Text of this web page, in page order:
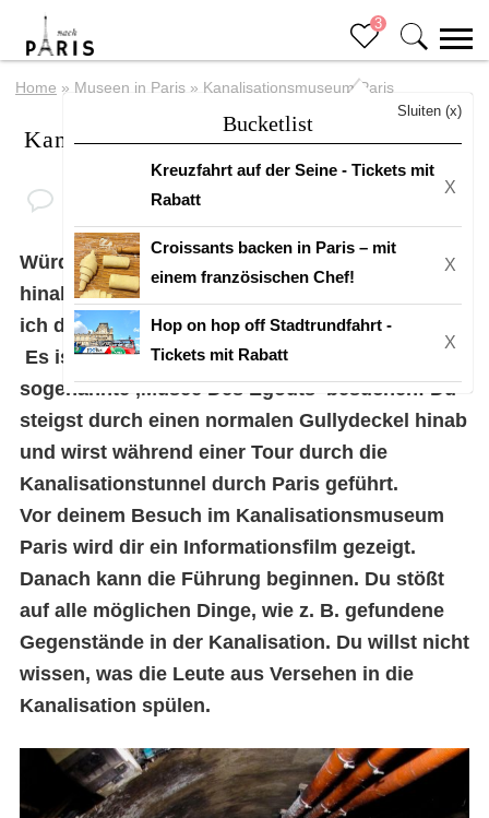
3
Bucketlist
Sluiten (x)
Kreuzfahrt auf der Seine - Tickets mit
Rabatt
X
Croissants backen in Paris – mit
einem französischen Chef!
X
Hop on hop off Stadtrundfahrt -
Tickets mit Rabatt
X
Home » Museen in Paris » Kanalisationsmuseum Paris
Kanalisationsmuseum Paris
Würdest du in die unterirdische Welt
hinabsteigen, um die Tunnel zu besuchen, wenn
ich dir sagen würde, dass du es könntest?
Es ist nämlich möglich! Du kannst das
sogenannte ‚Musée Des Egouts‘ besuchen! Du
steigst durch einen normalen Gullydeckel hinab
und wirst während einer Tour durch die
Kanalisationstunnel durch Paris geführt.
Vor deinem Besuch im Kanalisationsmuseum
Paris wird dir ein Informationsfilm gezeigt.
Danach kann die Führung beginnen. Du stößt
auf alle möglichen Dinge, wie z. B. gefundene
Gegenstände in der Kanalisation. Du willst nicht
wissen, was die Leute aus Versehen in die
Kanalisation spülen.